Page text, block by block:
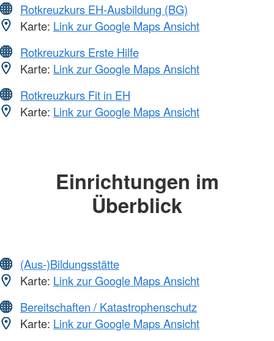
Rotkreuzkurs EH-Ausbildung (BG)
Karte: Link zur Google Maps Ansicht
Rotkreuzkurs Erste Hilfe
Karte: Link zur Google Maps Ansicht
Rotkreuzkurs Fit in EH
Karte: Link zur Google Maps Ansicht
Einrichtungen im
Überblick
(Aus-)Bildungsstätte
Karte: Link zur Google Maps Ansicht
Bereitschaften / Katastrophenschutz
Karte: Link zur Google Maps Ansicht